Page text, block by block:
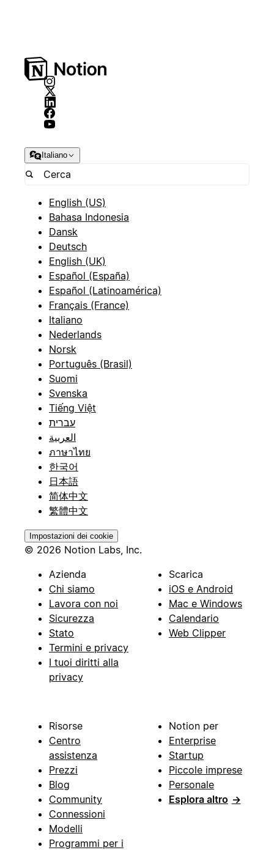
Italiano
English (US)
Bahasa Indonesia
Dansk
Deutsch
English (UK)
Español (España)
Español (Latinoamérica)
Français (France)
Italiano
Nederlands
Norsk
Português (Brasil)
Suomi
Svenska
Tiếng Việt
עברית
العربية
ภาษาไทย
한국어
日本語
简体中文
繁體中文
Impostazioni dei cookie
© 2026 Notion Labs, Inc.
Azienda
Chi siamo
Lavora con noi
Sicurezza
Stato
Termini e privacy
I tuoi diritti alla
privacy
Scarica
iOS e Android
Mac e Windows
Calendario
Web Clipper
Risorse
Centro
assistenza
Prezzi
Blog
Community
Connessioni
Modelli
Programmi per i
Notion per
Enterprise
Startup
Piccole imprese
Personale
Esplora altro →